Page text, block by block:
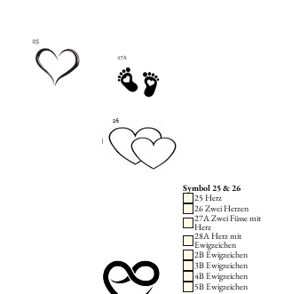
Symbol 25 & 26
25 Herz
26 Zwei Herzen
27A Zwei Füsse mit
Herz
28A Herz mit
Ewigzeichen
2B Ewigzeichen
3B Ewigzeichen
4B Ewigzeichen
5B Ewigzeichen